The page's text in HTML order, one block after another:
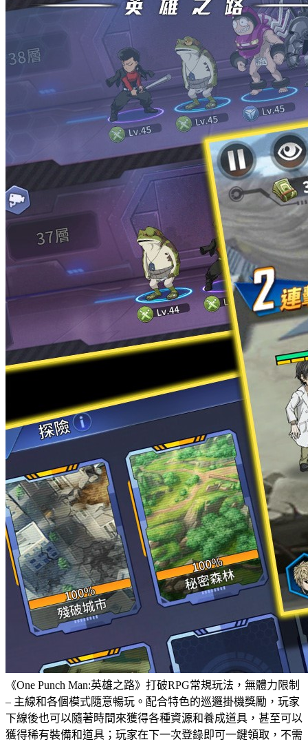
《One Punch Man:英雄之路》打破RPG常規玩法，無體力限制
– 主線和各個模式隨意暢玩。配合特色的巡邏掛機獎勵，玩家
下線後也可以隨著時間來獲得各種資源和養成道具，甚至可以
獲得稀有裝備和道具；玩家在下一次登錄即可一鍵領取，不需